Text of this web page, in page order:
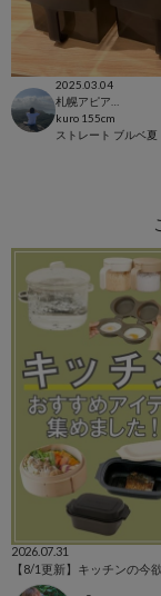
2025.03.04
kuro 155cm
ストレート ブルベ夏
2026.07.31